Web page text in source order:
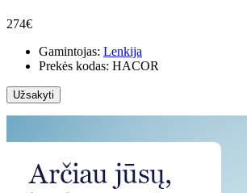
274€
Gamintojas: Lenkija
Prekės kodas: HACOR
Užsakyti